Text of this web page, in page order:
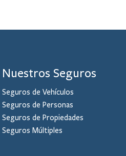
Nuestros Seguros
Seguros de Vehículos
Seguros de Personas
Seguros de Propiedades
Seguros Múltiples